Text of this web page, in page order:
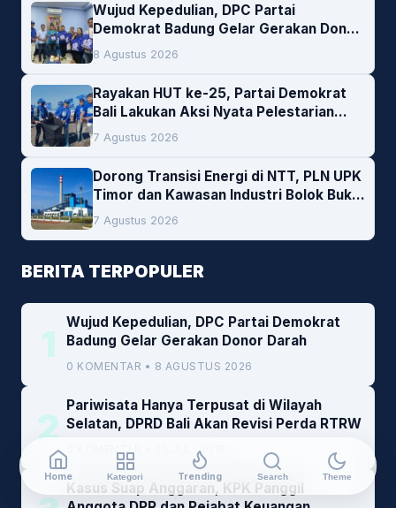
Wujud Kepedulian, DPC Partai
Demokrat Badung Gelar Gerakan Donor
Darah
8 Agustus 2026
Rayakan HUT ke-25, Partai Demokrat
Bali Lakukan Aksi Nyata Pelestarian
Lingkungan
7 Agustus 2026
Dorong Transisi Energi di NTT, PLN UPK
Timor dan Kawasan Industri Bolok Buka
Peluang Investasi Woodchip untuk
Cofiring PLTU Bolok
7 Agustus 2026
BERITA TERPOPULER
1
Wujud Kepedulian, DPC Partai Demokrat
Badung Gelar Gerakan Donor Darah
0 KOMENTAR • 8 AGUSTUS 2026
2
Pariwisata Hanya Terpusat di Wilayah
Selatan, DPRD Bali Akan Revisi Perda RTRW
0 KOMENTAR • 23 JULI 2019
Kasus Suap Anggaran, KPK Panggil
Home Kategori Trending Search Theme